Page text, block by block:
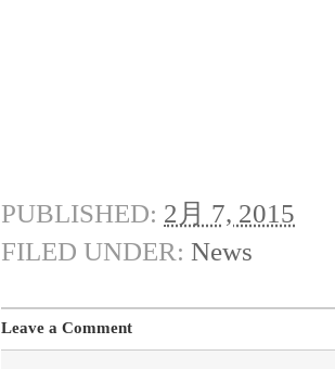
PUBLISHED: 2月 7, 2015
FILED UNDER: News
Leave a Comment